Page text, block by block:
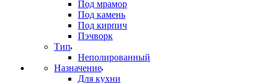
Под мрамор
Под камень
Под кирпич
Пэчворк
Тип
Неполированный
Назначение
Для кухни